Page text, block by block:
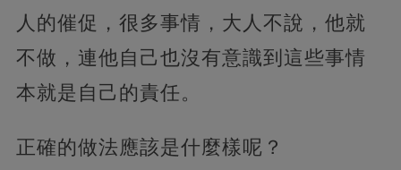
人的催促，很多事情，大人不說，他就
不做，連他自己也沒有意識到這些事情
本就是自己的責任。
正確的做法應該是什麼樣呢？